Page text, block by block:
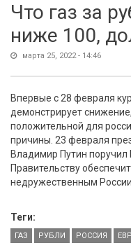
Что газ за
ниже 100,
марта 25, 2022 - 14:46
Впервые с 28 февраля
демонстрирует
положительной для
причины. 23 февраля
Владимир Путин
Правительству
недружественным
Теги:
ГАЗ РУБЛИ РОССИЯ